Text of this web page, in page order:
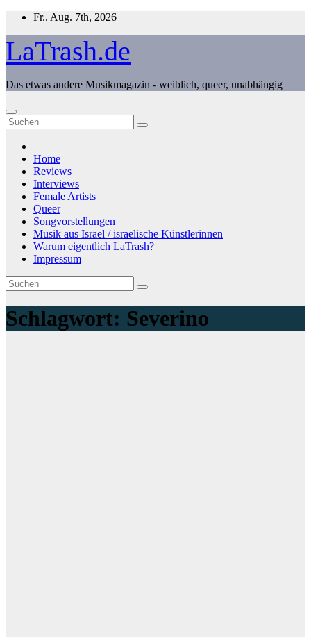
Zum
springen
Fr.. Aug. 7th, 2026
LaTrash.de
Das etwas andere Musikmagazin - weiblich, queer, unabhängig
Home
Reviews
Interviews
Female Artists
Queer
Songvorstellungen
Musik aus Israel / israelische Künstlerinnen
Warum eigentlich LaTrash?
Impressum
Schlagwort: Severino